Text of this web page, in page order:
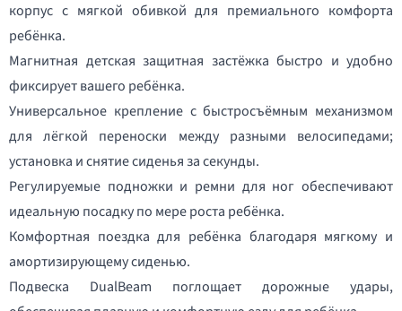
корпус с мягкой обивкой для премиального комфорта
ребёнка.
Магнитная детская защитная застёжка быстро и удобно
фиксирует вашего ребёнка.
Универсальное крепление с быстросъёмным механизмом
для лёгкой переноски между разными велосипедами;
установка и снятие сиденья за секунды.
Регулируемые подножки и ремни для ног обеспечивают
идеальную посадку по мере роста ребёнка.
Комфортная поездка для ребёнка благодаря мягкому и
амортизирующему сиденью.
Подвеска DualBeam поглощает дорожные удары,